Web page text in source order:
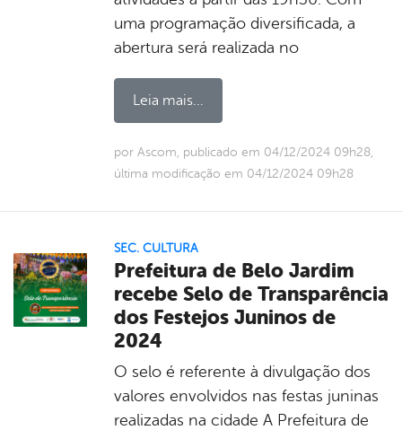
uma programação diversificada, a
abertura será realizada no
Leia mais...
por Ascom, publicado em 04/12/2024 09h28,
última modificação em 04/12/2024 09h28
SEC. CULTURA
Prefeitura de Belo Jardim
recebe Selo de Transparência
dos Festejos Juninos de
2024
O selo é referente à divulgação dos
valores envolvidos nas festas juninas
realizadas na cidade A Prefeitura de